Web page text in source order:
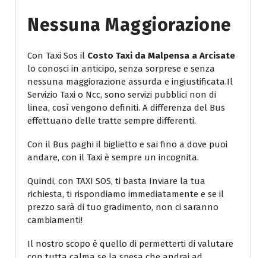
Nessuna Maggiorazione
Con Taxi Sos il Costo Taxi da Malpensa a Arcisate
lo conosci in anticipo, senza sorprese e senza
nessuna maggiorazione assurda e ingiustificata.Il
Servizio Taxi o Ncc, sono servizi pubblici non di
linea, così vengono definiti. A differenza del Bus
effettuano delle tratte sempre differenti.
Con il Bus paghi il biglietto e sai fino a dove puoi
andare, con il Taxi è sempre un incognita.
Quindi, con TAXI SOS, ti basta Inviare la tua
richiesta, ti rispondiamo immediatamente e se il
prezzo sarà di tuo gradimento, non ci saranno
cambiamenti!
Il nostro scopo è quello di permetterti di valutare